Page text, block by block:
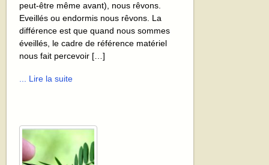
peut-être même avant), nous rêvons.
Eveillés ou endormis nous rêvons. La
différence est que quand nous sommes
éveillés, le cadre de référence matériel
nous fait percevoir […]
... Lire la suite